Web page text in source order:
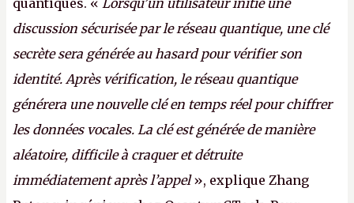
quantiques. « Lorsqu’un utilisateur initie une
discussion sécurisée par le réseau quantique, une clé
secrète sera générée au hasard pour vérifier son
identité. Après vérification, le réseau quantique
générera une nouvelle clé en temps réel pour chiffrer
les données vocales. La clé est générée de manière
aléatoire, difficile à craquer et détruite
immédiatement après l’appel», explique Zhang